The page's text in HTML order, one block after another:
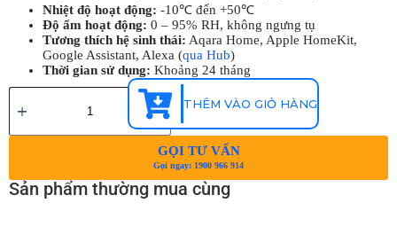
Nhiệt độ hoạt động: -10℃ đến +50℃
Độ ẩm hoạt động: 0 – 95% RH, không ngưng tụ
Tương thích hệ sinh thái: Aqara Home, Apple HomeKit,
Google Assistant, Alexa (qua Hub)
Thời gian sử dụng: Khoảng 24 tháng
THÊM VÀO GIỎ HÀNG
GỌI TƯ VẤN
Gọi ngay: 1900 966 914
Sản phẩm thường mua cùng